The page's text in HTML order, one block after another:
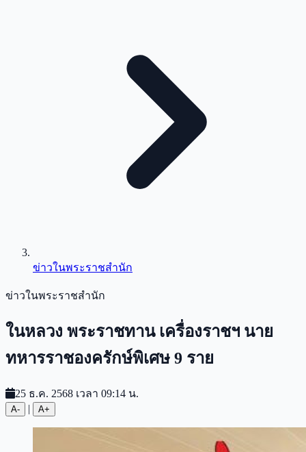
ข่าวในพระราชสำนัก
ข่าวในพระราชสำนัก
ในหลวง พระราชทาน เครื่องราชฯ นาย
ทหารราชองครักษ์พิเศษ 9 ราย
25 ธ.ค. 2568 เวลา 09:14 น.
A- | A+